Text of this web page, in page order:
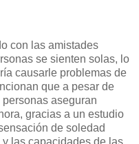
con las amistades
se sienten solas, lo
causarle problemas de
que a pesar de
aseguran
gracias a un estudio
de soledad
las capacidades de las